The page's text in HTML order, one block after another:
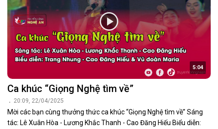
5:04
Ca khúc “Giọng Nghệ tìm về”
20:09, 22/04/2025
Mời các bạn cùng thưởng thức ca khúc “Giọng Nghệ tìm về” Sáng
tác: Lê Xuân Hòa - Lương Khắc Thanh - Cao Đăng Hiếu Biểu diễn: